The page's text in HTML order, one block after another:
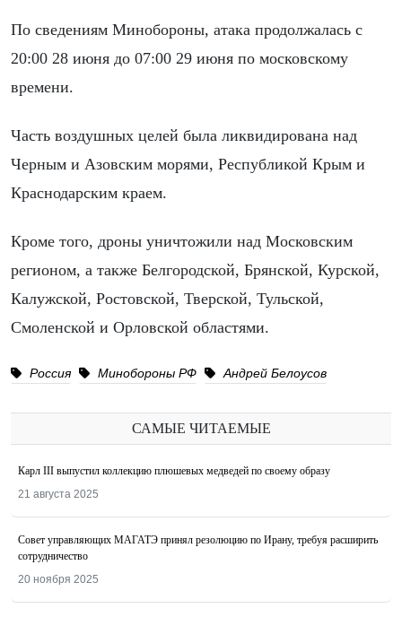
По сведениям Минобороны, атака продолжалась с
20:00 28 июня до 07:00 29 июня по московскому
времени.
Часть воздушных целей была ликвидирована над
Черным и Азовским морями, Республикой Крым и
Краснодарским краем.
Кроме того, дроны уничтожили над Московским
регионом, а также Белгородской, Брянской, Курской,
Калужской, Ростовской, Тверской, Тульской,
Смоленской и Орловской областями.
Россия Минобороны РФ Андрей Белоусов
САМЫЕ ЧИТАЕМЫЕ
Карл III выпустил коллекцию плюшевых медведей по своему образу
21 августа 2025
Совет управляющих МАГАТЭ принял резолюцию по Ирану, требуя расширить
сотрудничество
20 ноября 2025